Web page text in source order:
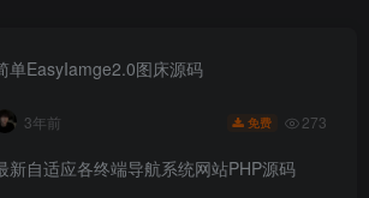
单EasyIamge2.0图床源码
3年前 免费 273
新自适应各终端导航系统网站PHP源码